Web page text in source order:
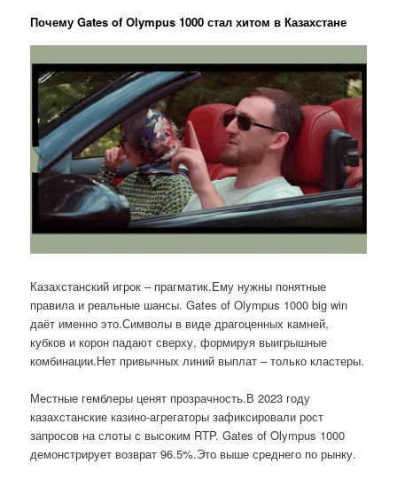
Почему Gates of Olympus 1000 стал хитом в Казахстане
Казахстанский игрок – прагматик.Ему нужны понятные
правила и реальные шансы. Gates of Olympus 1000 big win
даёт именно это.Символы в виде драгоценных камней,
кубков и корон падают сверху, формируя выигрышные
комбинации.Нет привычных линий выплат – только кластеры.
Местные гемблеры ценят прозрачность.В 2023 году
казахстанские казино-агрегаторы зафиксировали рост
запросов на слоты с высоким RTP. Gates of Olympus 1000
демонстрирует возврат 96.5%.Это выше среднего по рынку.